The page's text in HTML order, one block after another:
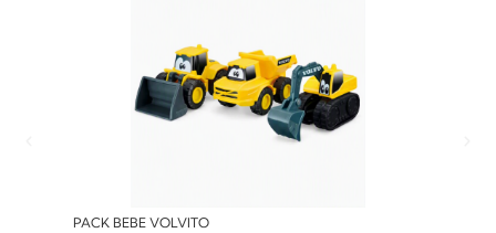
PACK BEBE VOLVITO